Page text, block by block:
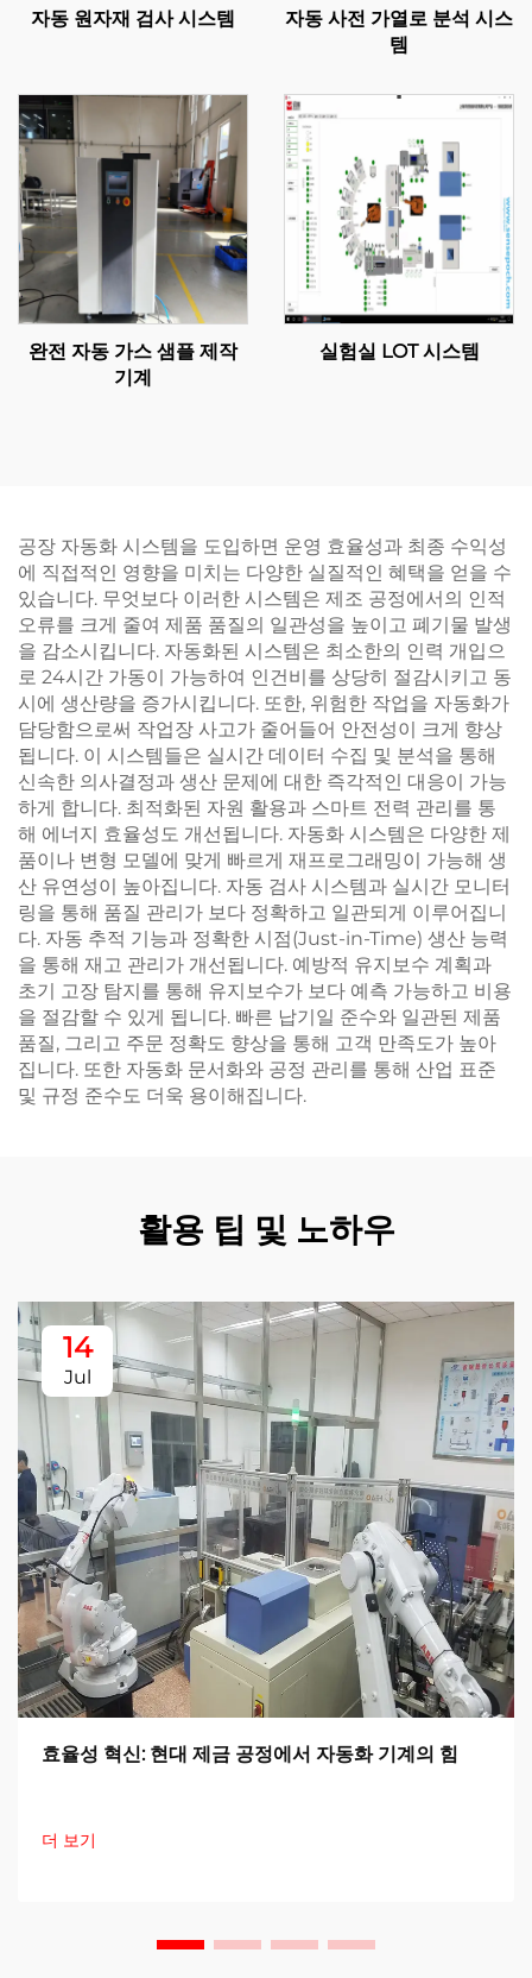
자동 원자재 검사 시스템
자동 사전 가열로 분석 시스
템
완전 자동 가스 샘플 제작
기계
실험실 LOT 시스템
공장 자동화 시스템을 도입하면 운영 효율성과 최종 수익성
에 직접적인 영향을 미치는 다양한 실질적인 혜택을 얻을 수
있습니다. 무엇보다 이러한 시스템은 제조 공정에서의 인적
오류를 크게 줄여 제품 품질의 일관성을 높이고 폐기물 발생
을 감소시킵니다. 자동화된 시스템은 최소한의 인력 개입으
로 24시간 가동이 가능하여 인건비를 상당히 절감시키고 동
시에 생산량을 증가시킵니다. 또한, 위험한 작업을 자동화가
담당함으로써 작업장 사고가 줄어들어 안전성이 크게 향상
됩니다. 이 시스템들은 실시간 데이터 수집 및 분석을 통해
신속한 의사결정과 생산 문제에 대한 즉각적인 대응이 가능
하게 합니다. 최적화된 자원 활용과 스마트 전력 관리를 통
해 에너지 효율성도 개선됩니다. 자동화 시스템은 다양한 제
품이나 변형 모델에 맞게 빠르게 재프로그래밍이 가능해 생
산 유연성이 높아집니다. 자동 검사 시스템과 실시간 모니터
링을 통해 품질 관리가 보다 정확하고 일관되게 이루어집니
다. 자동 추적 기능과 정확한 시점(Just-in-Time) 생산 능력
을 통해 재고 관리가 개선됩니다. 예방적 유지보수 계획과
초기 고장 탐지를 통해 유지보수가 보다 예측 가능하고 비용
을 절감할 수 있게 됩니다. 빠른 납기일 준수와 일관된 제품
품질, 그리고 주문 정확도 향상을 통해 고객 만족도가 높아
집니다. 또한 자동화 문서화와 공정 관리를 통해 산업 표준
및 규정 준수도 더욱 용이해집니다.
활용 팁 및 노하우
14
Jul
효율성 혁신: 현대 제금 공정에서 자동화 기계의 힘
더 보기